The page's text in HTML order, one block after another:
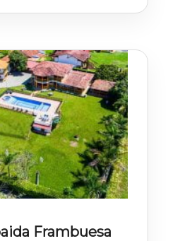
Frambuesa